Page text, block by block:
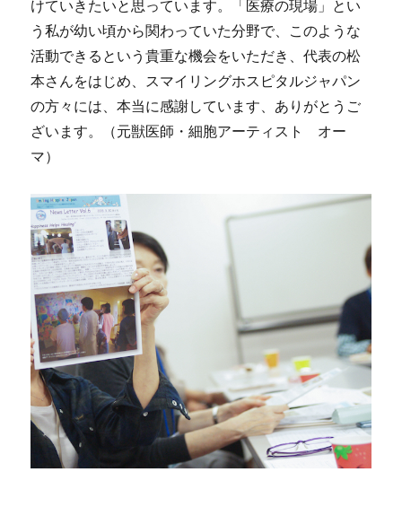
けていきたいと思っています。「医療の現場」とい
う私が幼い頃から関わっていた分野で、このような
活動できるという貴重な機会をいただき、代表の松
本さんをはじめ、スマイリングホスピタルジャパン
の方々には、本当に感謝しています、ありがとうご
ざいます。（元獣医師・細胞アーティスト オー
マ）